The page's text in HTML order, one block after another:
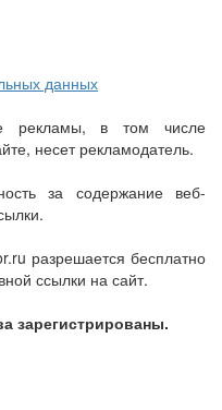
данных
рекламы, в том числе
несет рекламодатель.
за содержание веб-
разрешается бесплатно
ссылки на сайт.
зарегистрированы.